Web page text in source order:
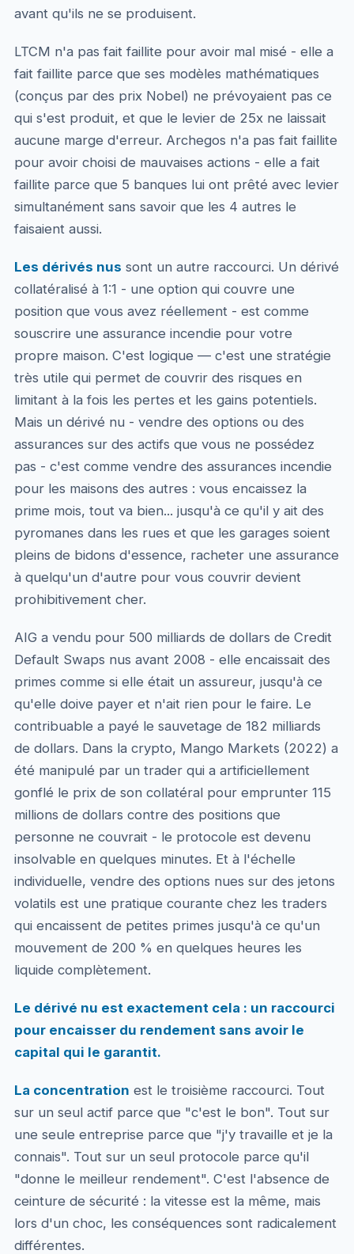
avant qu'ils ne se produisent.
LTCM n'a pas fait faillite pour avoir mal misé - elle a
fait faillite parce que ses modèles mathématiques
(conçus par des prix Nobel) ne prévoyaient pas ce
qui s'est produit, et que le levier de 25x ne laissait
aucune marge d'erreur. Archegos n'a pas fait faillite
pour avoir choisi de mauvaises actions - elle a fait
faillite parce que 5 banques lui ont prêté avec levier
simultanément sans savoir que les 4 autres le
faisaient aussi.
Les dérivés nus sont un autre raccourci. Un dérivé
collatéralisé à 1:1 - une option qui couvre une
position que vous avez réellement - est comme
souscrire une assurance incendie pour votre
propre maison. C'est logique — c'est une stratégie
très utile qui permet de couvrir des risques en
limitant à la fois les pertes et les gains potentiels.
Mais un dérivé nu - vendre des options ou des
assurances sur des actifs que vous ne possédez
pas - c'est comme vendre des assurances incendie
pour les maisons des autres : vous encaissez la
prime mois, tout va bien... jusqu'à ce qu'il y ait des
pyromanes dans les rues et que les garages soient
pleins de bidons d'essence, racheter une assurance
à quelqu'un d'autre pour vous couvrir devient
prohibitivement cher.
AIG a vendu pour 500 milliards de dollars de Credit
Default Swaps nus avant 2008 - elle encaissait des
primes comme si elle était un assureur, jusqu'à ce
qu'elle doive payer et n'ait rien pour le faire. Le
contribuable a payé le sauvetage de 182 milliards
de dollars. Dans la crypto, Mango Markets (2022) a
été manipulé par un trader qui a artificiellement
gonflé le prix de son collatéral pour emprunter 115
millions de dollars contre des positions que
personne ne couvrait - le protocole est devenu
insolvable en quelques minutes. Et à l'échelle
individuelle, vendre des options nues sur des jetons
volatils est une pratique courante chez les traders
qui encaissent de petites primes jusqu'à ce qu'un
mouvement de 200 % en quelques heures les
liquide complètement.
Le dérivé nu est exactement cela : un raccourci
pour encaisser du rendement sans avoir le
capital qui le garantit.
La concentration est le troisième raccourci. Tout
sur un seul actif parce que "c'est le bon". Tout sur
une seule entreprise parce que "j'y travaille et je la
connais". Tout sur un seul protocole parce qu'il
"donne le meilleur rendement". C'est l'absence de
ceinture de sécurité : la vitesse est la même, mais
lors d'un choc, les conséquences sont radicalement
différentes.